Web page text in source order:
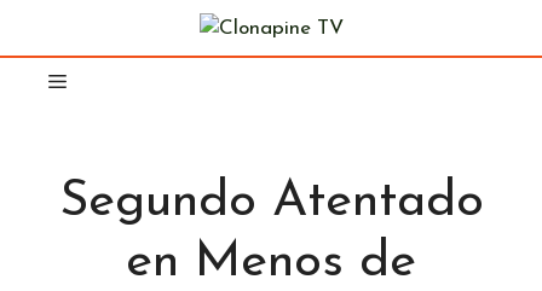
contenido
Segundo Atentado
en Menos de